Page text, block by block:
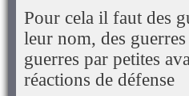
Pour cela il faut des
leur nom, des
guerres par petites
réactions de défense